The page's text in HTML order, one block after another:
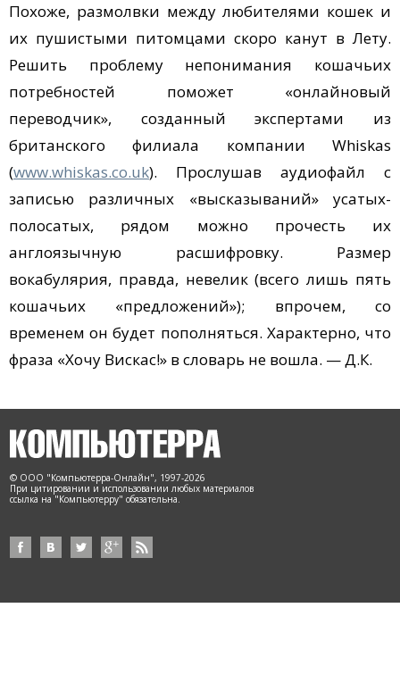
Похоже, размолвки между любителями кошек и
их пушистыми питомцами скоро канут в Лету.
Решить проблему непонимания кошачьих
потребностей поможет «онлайновый
переводчик», созданный экспертами из
британского филиала компании Whiskas
(www.whiskas.co.uk). Прослушав аудиофайл с
записью различных «высказываний» усатых-
полосатых, рядом можно прочесть их
англоязычную расшифровку. Размер
вокабулярия, правда, невелик (всего лишь пять
кошачьих «предложений»); впрочем, со
временем он будет пополняться. Характерно, что
фраза «Хочу Вискас!» в словарь не вошла. — Д.К.
© ООО "Компьютерра-Онлайн", 1997-2026
При цитировании и использовании любых материалов
ссылка на "Компьютерру" обязательна.